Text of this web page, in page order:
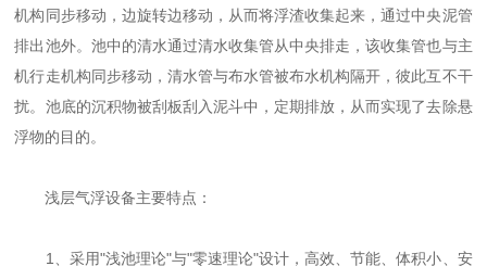
机构同步移动，边旋转边移动，从而将浮渣收集起来，通过中央泥管
排出池外。池中的清水通过清水收集管从中央排走，该收集管也与主
机行走机构同步移动，清水管与布水管被布水机构隔开，彼此互不干
扰。池底的沉积物被刮板刮入泥斗中，定期排放，从而实现了去除悬
浮物的目的。
浅层气浮设备主要特点：
1、采用"浅池理论"与"零速理论"设计，高效、节能、体积小、安